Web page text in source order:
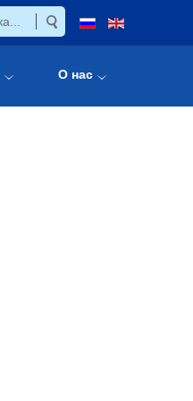
О нас